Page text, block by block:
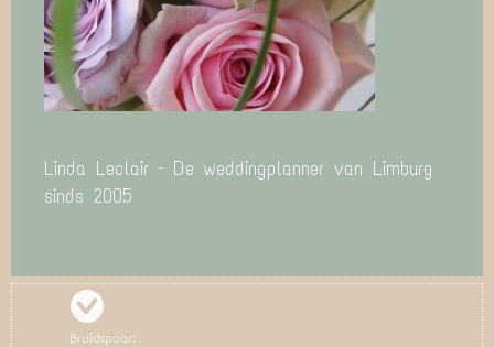
Linda Leclair – De weddingplanner van Limburg
sinds 2005
Bruidspaar: